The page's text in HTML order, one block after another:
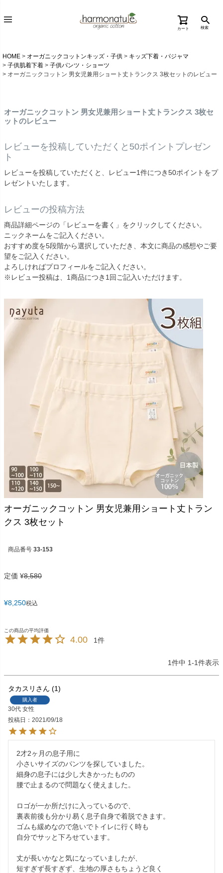
カート 検索
HOME オーガニックコットンキッズ・子供
キッズ下着・パジャマ
子供肌着下着
子供パンツ・ショーツ
オーガニックコットン 男女児兼用ショート丈トランクス 3枚セットのレビュー
オーガニックコットン 男女児兼用ショート丈トランクス 3枚セ
ットのレビュー
レビューを投稿していただくと50ポイントプレゼン
ト
レビューを投稿していただくと、レビュー1件につき50ポイントをプ
レゼントいたします。
レビューの投稿方法
商品詳細ページの「レビューを書く」をクリックしてください。
ニックネームをご記入ください。
おすすめ度を5段階から選択していただき、本文に商品の感想やご要
望をご記入ください。
よろしければプロフィールをご記入ください。
※レビュー投稿は、1商品につき1回ご記入いただけます。
オーガニックコットン 男女児兼用ショート丈トラン
クス 3枚セット
商品番号 33-153
定価 ¥8,580
¥8,250税込
4.00 1
1件中 1-1件表示
タカスリ 1
購入者
30代 女性
投稿日
2021/09/18
2才2ヶ月の息子用に
小さいサイズのパンツを探していました。
細身の息子には少し大きかったものの
腰で止まるので問題なく使えました。
ロゴが一か所だけに入っているので、
裏表前後も分かり易く息子自身で着脱できます。
ゴムも緩めなので急いでトイレに行く時も
自分でサッと下ろせています。
丈が長いかなと気になっていましたが、
短すぎず長すぎず、生地の厚さもちょうど良く